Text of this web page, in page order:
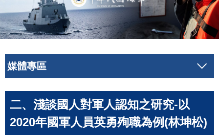
媒體專區
二、淺談國人對軍人認知之研究-以
2020年國軍人員英勇殉職為例(林坤松)